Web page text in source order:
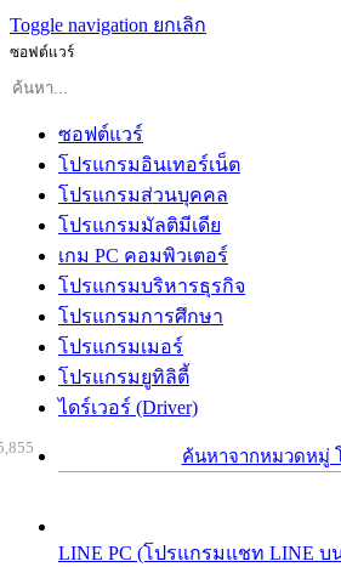
Toggle navigation ยกเลิก
ซอฟต์แวร์
ซอฟต์แวร์
โปรแกรมอินเทอร์เน็ต
โปรแกรมส่วนบุคคล
โปรแกรมมัลติมีเดีย
เกม PC คอมพิวเตอร์
โปรแกรมบริหารธุรกิจ
โปรแกรมการศึกษา
โปรแกรมเมอร์
โปรแกรมยูทิลิตี้
ไดร์เวอร์ (Driver)
ค้นหาจากหมวดหมู่
LINE PC (โปรแกรมแชท LINE บ